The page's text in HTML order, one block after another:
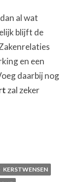
al wat
blijft de
en een
daarbij nog
zal zeker
KERSTWENSEN